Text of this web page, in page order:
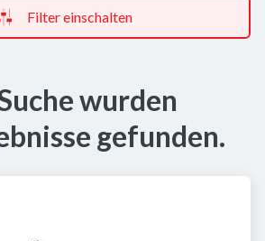
Filter einschalten
wurden
gefunden.